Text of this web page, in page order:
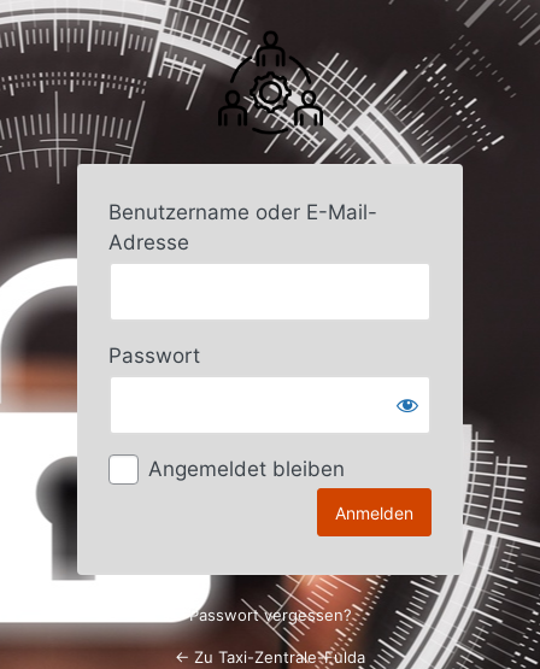
Anmelden
Benutzername oder E-Mail-
Adresse
Passwort
Angemeldet bleiben
Passwort vergessen?
← Zu Taxi-Zentrale-Fulda